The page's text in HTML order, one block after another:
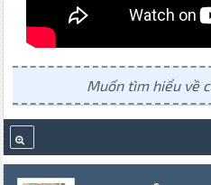
Muốn tìm hiểu về